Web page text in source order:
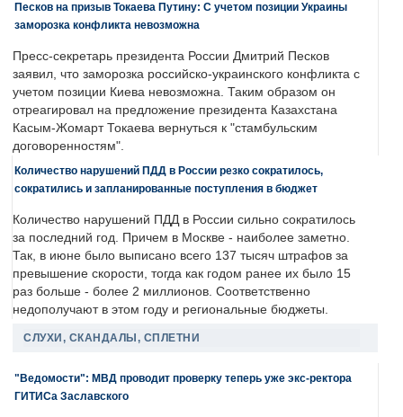
Песков на призыв Токаева Путину: С учетом позиции Украины
заморозка конфликта невозможна
Пресс-секретарь президента России Дмитрий Песков
заявил, что заморозка российско-украинского конфликта с
учетом позиции Киева невозможна. Таким образом он
отреагировал на предложение президента Казахстана
Касым-Жомарт Токаева вернуться к "стамбульским
договоренностям".
Количество нарушений ПДД в России резко сократилось,
сократились и запланированные поступления в бюджет
Количество нарушений ПДД в России сильно сократилось
за последний год. Причем в Москве - наиболее заметно.
Так, в июне было выписано всего 137 тысяч штрафов за
превышение скорости, тогда как годом ранее их было 15
раз больше - более 2 миллионов. Соответственно
недополучают в этом году и региональные бюджеты.
СЛУХИ, СКАНДАЛЫ, СПЛЕТНИ
"Ведомости": МВД проводит проверку теперь уже экс-ректора
ГИТИСа Заславского